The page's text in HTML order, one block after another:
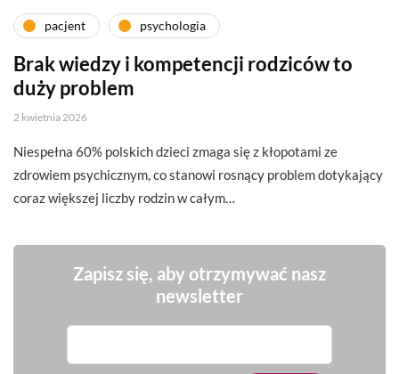
pacjent psychologia
Brak wiedzy i kompetencji rodziców to
duży problem
2 kwietnia 2026
Niespełna 60% polskich dzieci zmaga się z kłopotami ze
zdrowiem psychicznym, co stanowi rosnący problem dotykający
coraz większej liczby rodzin w całym…
Zapisz się, aby otrzymywać nasz
newsletter